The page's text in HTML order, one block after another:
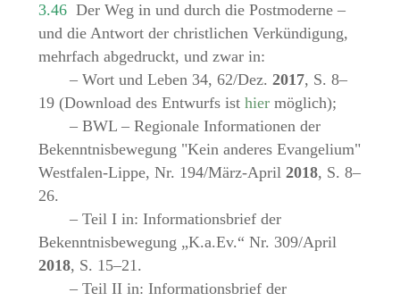
3.46Der Weg in und durch die Postmoderne –
und die Antwort der christlichen Verkündigung,
mehrfach abgedruckt, und zwar in:
– Wort und Leben 34, 62/Dez. 2017, S. 8–
19 (Download des Entwurfs ist hiermöglich);
– BWL – Regionale Informationen der
Bekenntnisbewegung "Kein anderes Evangelium"
Westfalen-Lippe, Nr. 194/März-April 2018, S. 8–
26.
– Teil I in: Informationsbrief der
Bekenntnisbewegung „K.a.Ev.“ Nr. 309/April
2018, S. 15–21.
– Teil II in: Informationsbrief der